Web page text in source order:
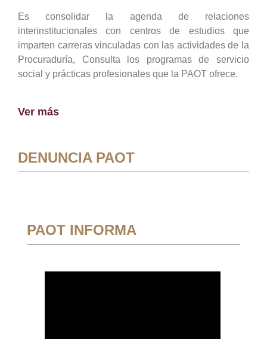
Es consolidar la agenda de relaciones
interinstitucionales con centros de estudios que
imparten carreras vinculadas con las actividades de la
Procuraduría, Consulta los programas de servicio
social y prácticas profesionales que la PAOT ofrece.
Ver más
DENUNCIA PAOT
PAOT INFORMA